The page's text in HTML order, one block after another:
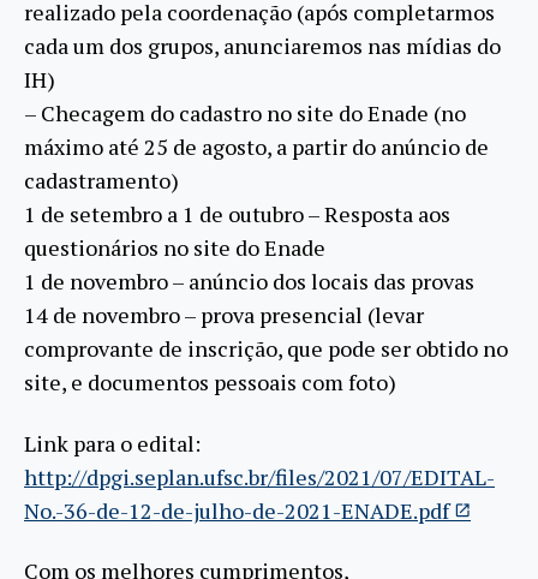
realizado pela coordenação (após completarmos
cada um dos grupos, anunciaremos nas mídias do
IH)
– Checagem do cadastro no site do Enade (no
máximo até 25 de agosto, a partir do anúncio de
cadastramento)
1 de setembro a 1 de outubro – Resposta aos
questionários no site do Enade
1 de novembro – anúncio dos locais das provas
14 de novembro – prova presencial (levar
comprovante de inscrição, que pode ser obtido no
site, e documentos pessoais com foto)
Link para o edital:
http://dpgi.seplan.ufsc.br/files/2021/07/EDITAL-
No.-36-de-12-de-julho-de-2021-ENADE.pdf
Com os melhores cumprimentos,